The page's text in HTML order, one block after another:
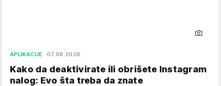
APLIKACIJE 07.08.2026.
Kako da deaktivirate ili obrišete Instagram
nalog: Evo šta treba da znate